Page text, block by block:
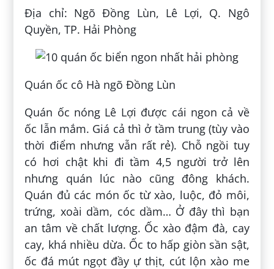
Địa chỉ: Ngõ Đồng Lùn, Lê Lợi, Q. Ngô
Quyền, TP. Hải Phòng
Quán ốc cô Hà ngõ Đồng Lùn
Quán ốc nóng Lê Lợi được cái ngon cả về
ốc lẫn mắm. Giá cả thì ở tầm trung (tùy vào
thời điểm nhưng vẫn rất rẻ). Chỗ ngồi tuy
có hơi chật khi đi tầm 4,5 người trở lên
nhưng quán lúc nào cũng đông khách.
Quán đủ các món ốc từ xào, luộc, đỏ môi,
trứng, xoài dầm, cóc dầm… Ở đây thì bạn
an tâm về chất lượng. Ốc xào đậm đà, cay
cay, khá nhiều dừa. Ốc to hấp giòn sần sật,
ốc đá mút ngọt đầy ự thịt, cút lộn xào me